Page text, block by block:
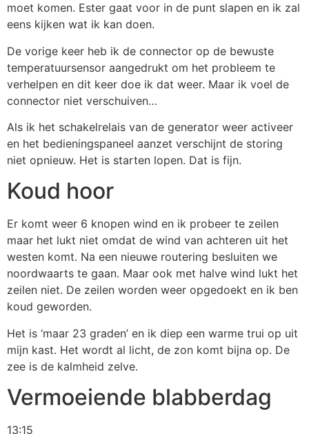
moet komen. Ester gaat voor in de punt slapen en ik zal
eens kijken wat ik kan doen.
De vorige keer heb ik de connector op de bewuste
temperatuursensor aangedrukt om het probleem te
verhelpen en dit keer doe ik dat weer. Maar ik voel de
connector niet verschuiven…
Als ik het schakelrelais van de generator weer activeer
en het bedieningspaneel aanzet verschijnt de storing
niet opnieuw. Het is starten lopen. Dat is fijn.
Koud hoor
Er komt weer 6 knopen wind en ik probeer te zeilen
maar het lukt niet omdat de wind van achteren uit het
westen komt. Na een nieuwe routering besluiten we
noordwaarts te gaan. Maar ook met halve wind lukt het
zeilen niet. De zeilen worden weer opgedoekt en ik ben
koud geworden.
Het is ‘maar 23 graden’ en ik diep een warme trui op uit
mijn kast. Het wordt al licht, de zon komt bijna op. De
zee is de kalmheid zelve.
Vermoeiende blabberdag
13:15